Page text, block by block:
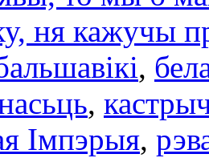
ня кажучы
,
,
Імпэрыя,